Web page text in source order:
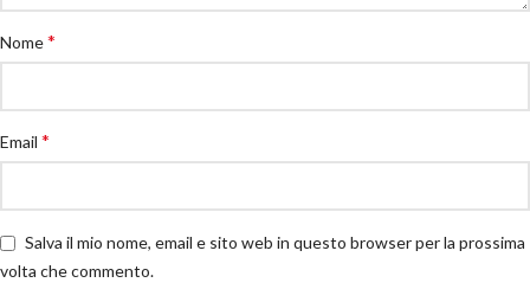
Nome*
Email *
Salva il mio nome, email e sito web in questo browser per la prossima
volta che commento.